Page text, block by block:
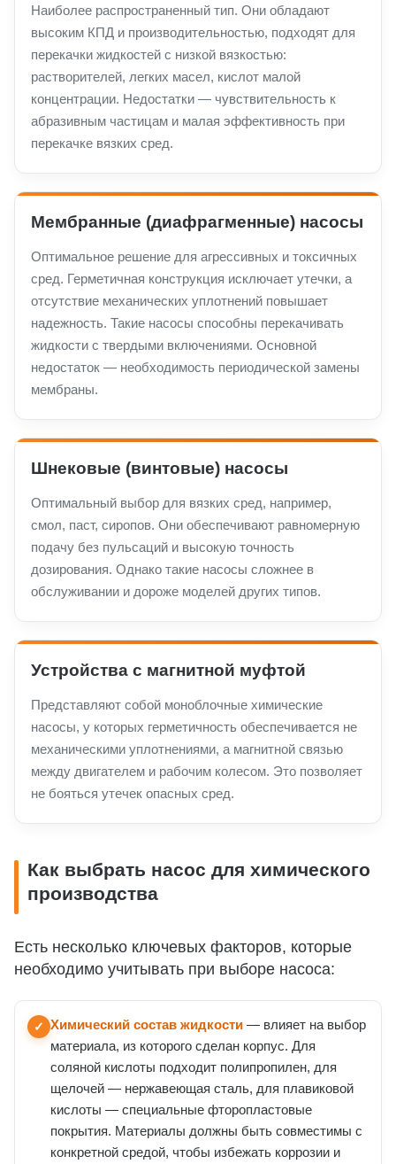
Наиболее распространенный тип. Они обладают
высоким КПД и производительностью, подходят для
перекачки жидкостей с низкой вязкостью:
растворителей, легких масел, кислот малой
концентрации. Недостатки — чувствительность к
абразивным частицам и малая эффективность при
перекачке вязких сред.
Мембранные (диафрагменные) насосы
Оптимальное решение для агрессивных и токсичных
сред. Герметичная конструкция исключает утечки, а
отсутствие механических уплотнений повышает
надежность. Такие насосы способны перекачивать
жидкости с твердыми включениями. Основной
недостаток — необходимость периодической замены
мембраны.
Шнековые (винтовые) насосы
Оптимальный выбор для вязких сред, например,
смол, паст, сиропов. Они обеспечивают равномерную
подачу без пульсаций и высокую точность
дозирования. Однако такие насосы сложнее в
обслуживании и дороже моделей других типов.
Устройства с магнитной муфтой
Представляют собой моноблочные химические
насосы, у которых герметичность обеспечивается не
механическими уплотнениями, а магнитной связью
между двигателем и рабочим колесом. Это позволяет
не бояться утечек опасных сред.
Как выбрать насос для химического
производства
Есть несколько ключевых факторов, которые
необходимо учитывать при выборе насоса:
✓ Химический состав жидкости — влияет на выбор
материала, из которого сделан корпус. Для
соляной кислоты подходит полипропилен, для
щелочей — нержавеющая сталь, для плавиковой
кислоты — специальные фторопластовые
покрытия. Материалы должны быть совместимы с
конкретной средой, чтобы избежать коррозии и